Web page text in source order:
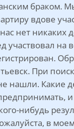
браком.
вдове
нет никаких
участвовал на
При
нашли. Какие
и
нибудь
в